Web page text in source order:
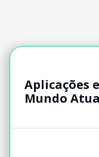
Aplicações
Mundo